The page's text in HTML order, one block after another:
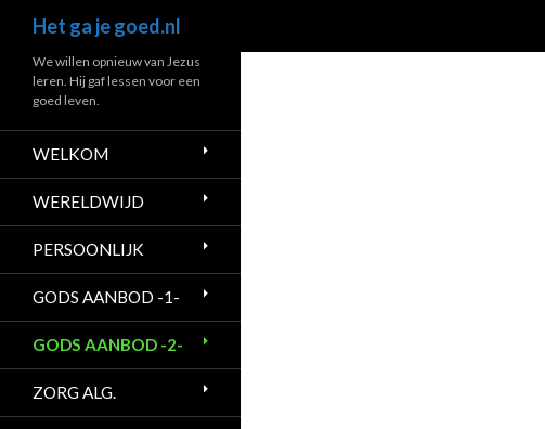
Het ga je goed.nl
We willen opnieuw van Jezus
leren. Hij gaf lessen voor een
goed leven.
WELKOM
WERELDWIJD
PERSOONLIJK
GODS AANBOD -1-
GODS AANBOD -2-
ZORG ALG.